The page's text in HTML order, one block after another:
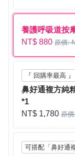
養護呼吸道按
NT$ 880 原價:
『 回購率最高 』
鼻好通複方純
*1
NT$ 1,780 原
可搭配「鼻好通